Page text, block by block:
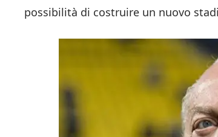
possibilità di costruire un nuovo